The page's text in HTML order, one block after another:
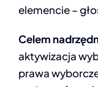
elemencie –
Celem
aktywizacja
prawa